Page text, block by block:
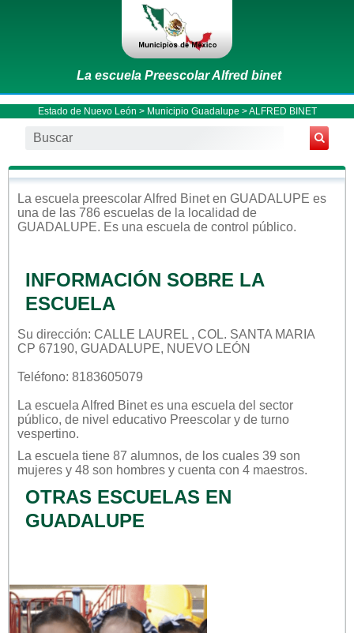
La escuela Preescolar Alfred binet
Estado de Nuevo León > Municipio Guadalupe > ALFRED BINET
La escuela preescolarAlfred Bineten GUADALUPE es
una de las 786 escuelas de la localidad de
GUADALUPE. Es una escuela de control público.
INFORMACIÓN SOBRE LA
ESCUELA
Su dirección: CALLE LAUREL , COL. SANTA MARIA
CP 67190, GUADALUPE, NUEVO LEÓN
Teléfono: 8183605079
La escuela Alfred Binetes una escuela del sector
público, de nivel educativo Preescolar y de turno
vespertino.
La escuela tiene 87 alumnos, de los cuales 39 son
mujeres y 48 son hombres y cuenta con 4 maestros.
OTRAS ESCUELAS EN
GUADALUPE